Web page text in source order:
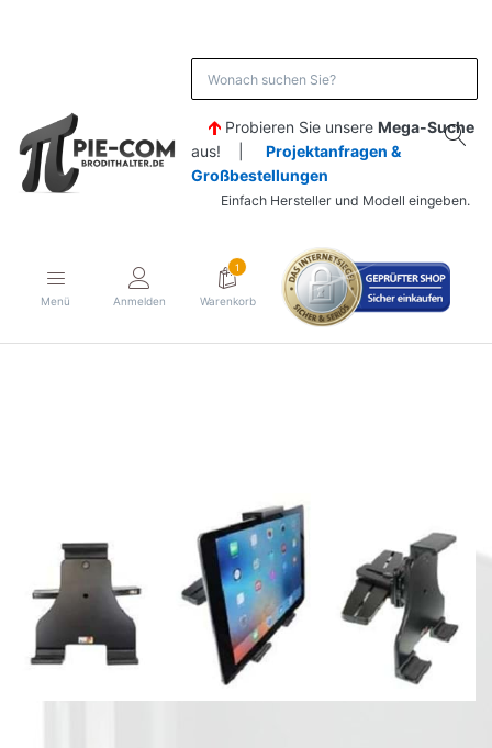
Probieren Sie unsere Mega-Suche
aus! | Projektanfragen &
Großbestellungen
Einfach Hersteller und Modell eingeben.
Menü Anmelden
1
Warenkorb